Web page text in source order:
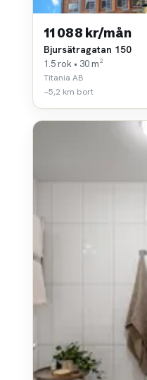
11 088 kr/mån
Bjursätragatan 150
1.5 rok • 30 m²
Titania AB
~5,2 km bort